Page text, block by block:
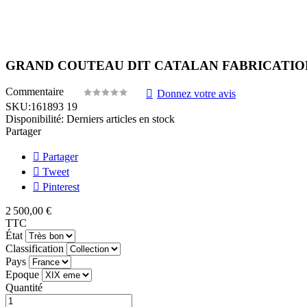
GRAND COUTEAU DIT CATALAN
Commentaire
Donnez votre avis
SKU:161893 19
Disponibilité: Derniers articles en stock
Partager
Partager
Tweet
Pinterest
2 500,00 €
TTC
État
Classification
Pays
Epoque
Quantité